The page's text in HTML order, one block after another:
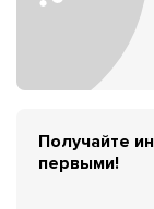
Получайте
первыми!